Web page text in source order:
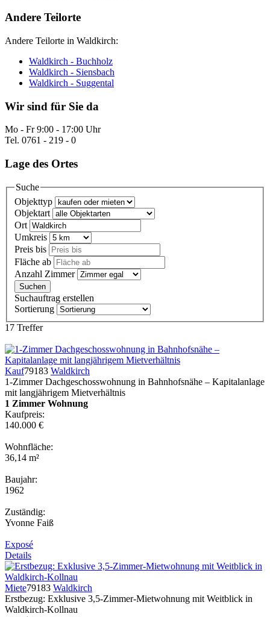
Andere Teilorte
Andere Teilorte in Waldkirch:
Waldkirch - Buchholz
Waldkirch - Siensbach
Waldkirch - Suggental
Wir sind für Sie da
Mo - Fr 9:00 - 17:00 Uhr
Tel. 0761 - 219 - 0
Lage des Ortes
Suche
Objekttyp
Objektart
Ort
Umkreis
Preis bis
Fläche ab
Anzahl Zimmer
Suchauftrag erstellen
Sortierung
17 Treffer
Kauf79183 Waldkirch
1-Zimmer Dachgeschosswohnung in Bahnhofsnähe – Kapitalanlage
mit langjährigem Mietverhältnis
1 Zimmer Wohnung
Kaufpreis:
140.000 €
Wohnfläche:
36,14 m²
Baujahr:
1962
Zuständig:
Yvonne Faiß
Exposé
Details
Miete79183 Waldkirch
Erstbezug: Exklusive 3,5-Zimmer-Mietwohnung mit Weitblick in
Waldkirch-Kollnau